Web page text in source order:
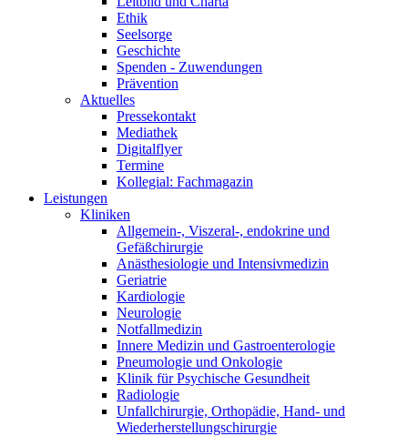
Ethik
Seelsorge
Geschichte
Spenden - Zuwendungen
Prävention
Aktuelles
Pressekontakt
Mediathek
Digitalflyer
Termine
Kollegial: Fachmagazin
Leistungen
Kliniken
Allgemein-, Viszeral-, endokrine und
Gefäßchirurgie
Anästhesiologie und Intensivmedizin
Geriatrie
Kardiologie
Neurologie
Notfallmedizin
Innere Medizin und Gastroenterologie
Pneumologie und Onkologie
Klinik für Psychische Gesundheit
Radiologie
Unfallchirurgie, Orthopädie, Hand- und
Wiederherstellungschirurgie